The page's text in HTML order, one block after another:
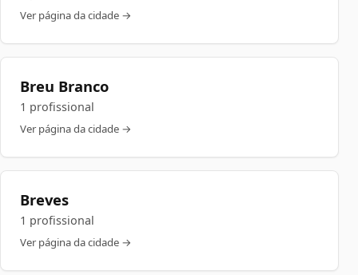
Ver página da cidade →
Breu Branco
1 profissional
Ver página da cidade →
Breves
1 profissional
Ver página da cidade →